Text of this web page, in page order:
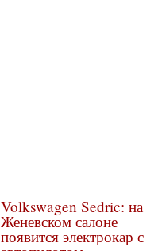
Volkswagen Sedric: на
Женевском салоне
появится электрокар с